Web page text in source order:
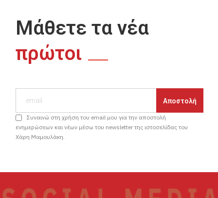
Μάθετε τα νέα
πρώτοι
Συναινώ στη χρήση του email μου για την αποστολή
ενημερώσεων και νέων μέσω του newsletter της ιστοσελίδας του
Χάρη Μαμουλάκη.